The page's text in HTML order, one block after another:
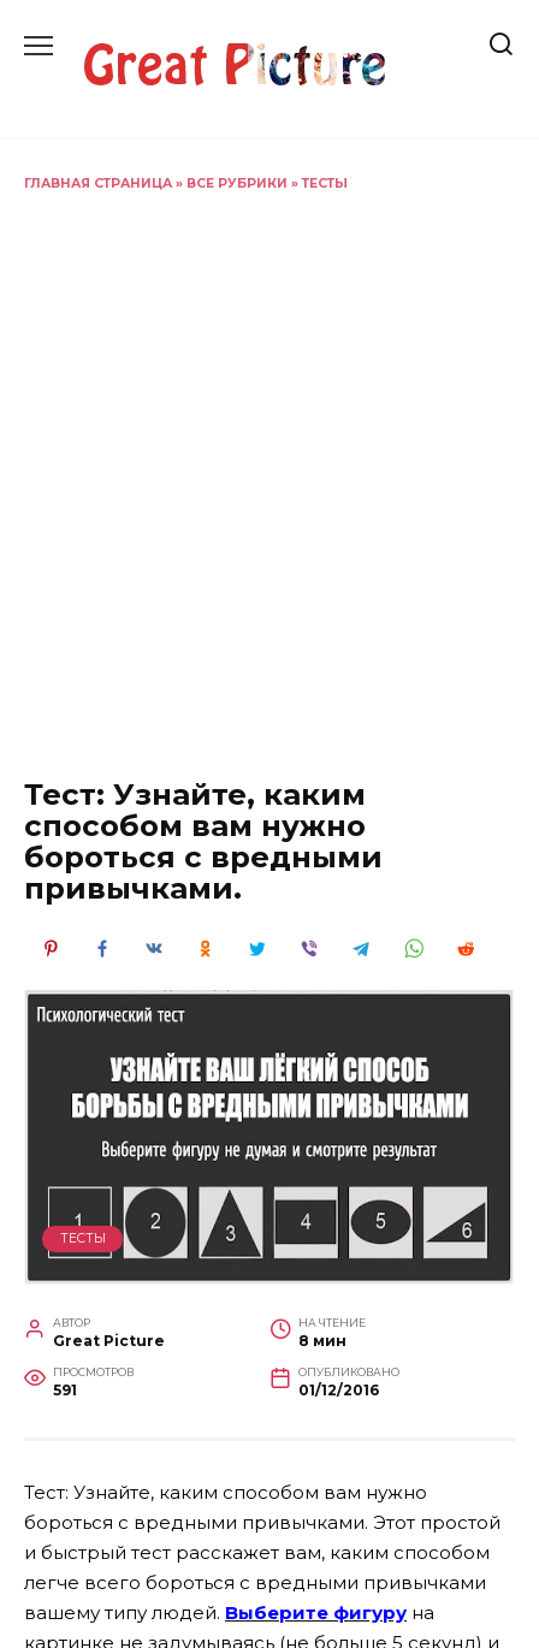
содержанию
ГЛАВНАЯ СТРАНИЦА » ВСЕ РУБРИКИ »ТЕСТЫ
Тест: Узнайте, каким
способом вам нужно
бороться с вредными
привычками.
ТЕСТЫ
АВТОР
Great Picture
НА ЧТЕНИЕ
8 мин
ПРОСМОТРОВ
591
ОПУБЛИКОВАНО
01/12/2016
Тест: Узнайте, каким способом вам нужно
бороться с вредными привычками. Этот простой
и быстрый тест расскажет вам, каким способом
легче всего бороться с вредными привычками
вашему типу людей. Выберите фигуру на
картинке не задумываясь (не больше 5 секунд) и